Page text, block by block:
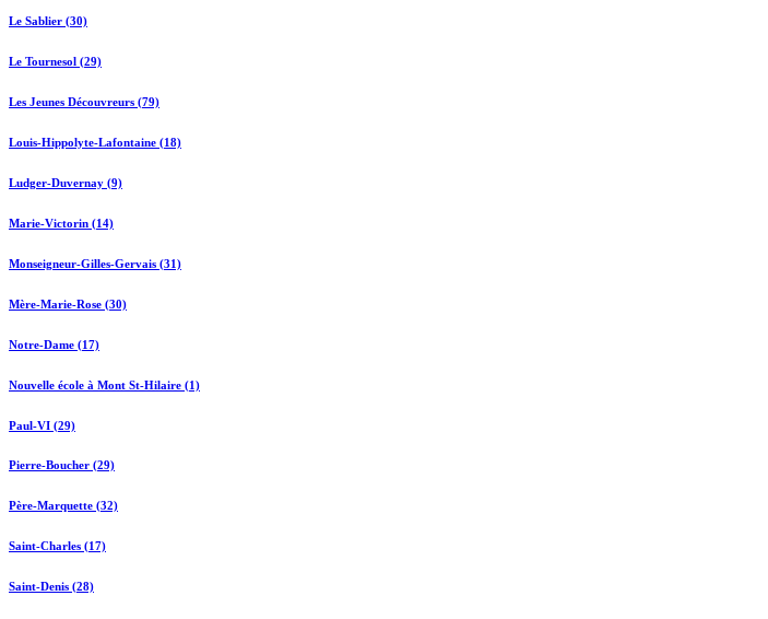
Le Sablier (30)
Le Tournesol (29)
Les Jeunes Découvreurs (79)
Louis-Hippolyte-Lafontaine (18)
Ludger-Duvernay (9)
Marie-Victorin (14)
Monseigneur-Gilles-Gervais (31)
Mère-Marie-Rose (30)
Notre-Dame (17)
Nouvelle école à Mont St-Hilaire (1)
Paul-VI (29)
Pierre-Boucher (29)
Père-Marquette (32)
Saint-Charles (17)
Saint-Denis (28)